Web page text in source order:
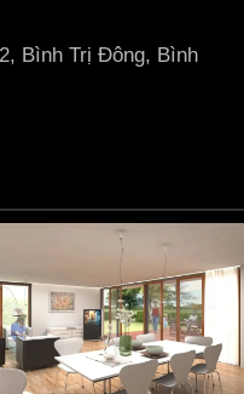
Bình Trị Đông, Bình